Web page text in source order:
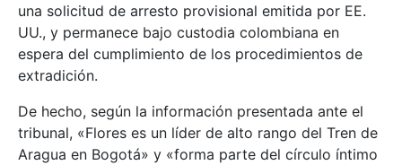
una solicitud de arresto provisional emitida por EE.
UU., y permanece bajo custodia colombiana en
espera del cumplimiento de los procedimientos de
extradición.
De hecho, según la información presentada ante el
tribunal, «Flores es un líder de alto rango del Tren de
Aragua en Bogotá» y «forma parte del círculo íntimo